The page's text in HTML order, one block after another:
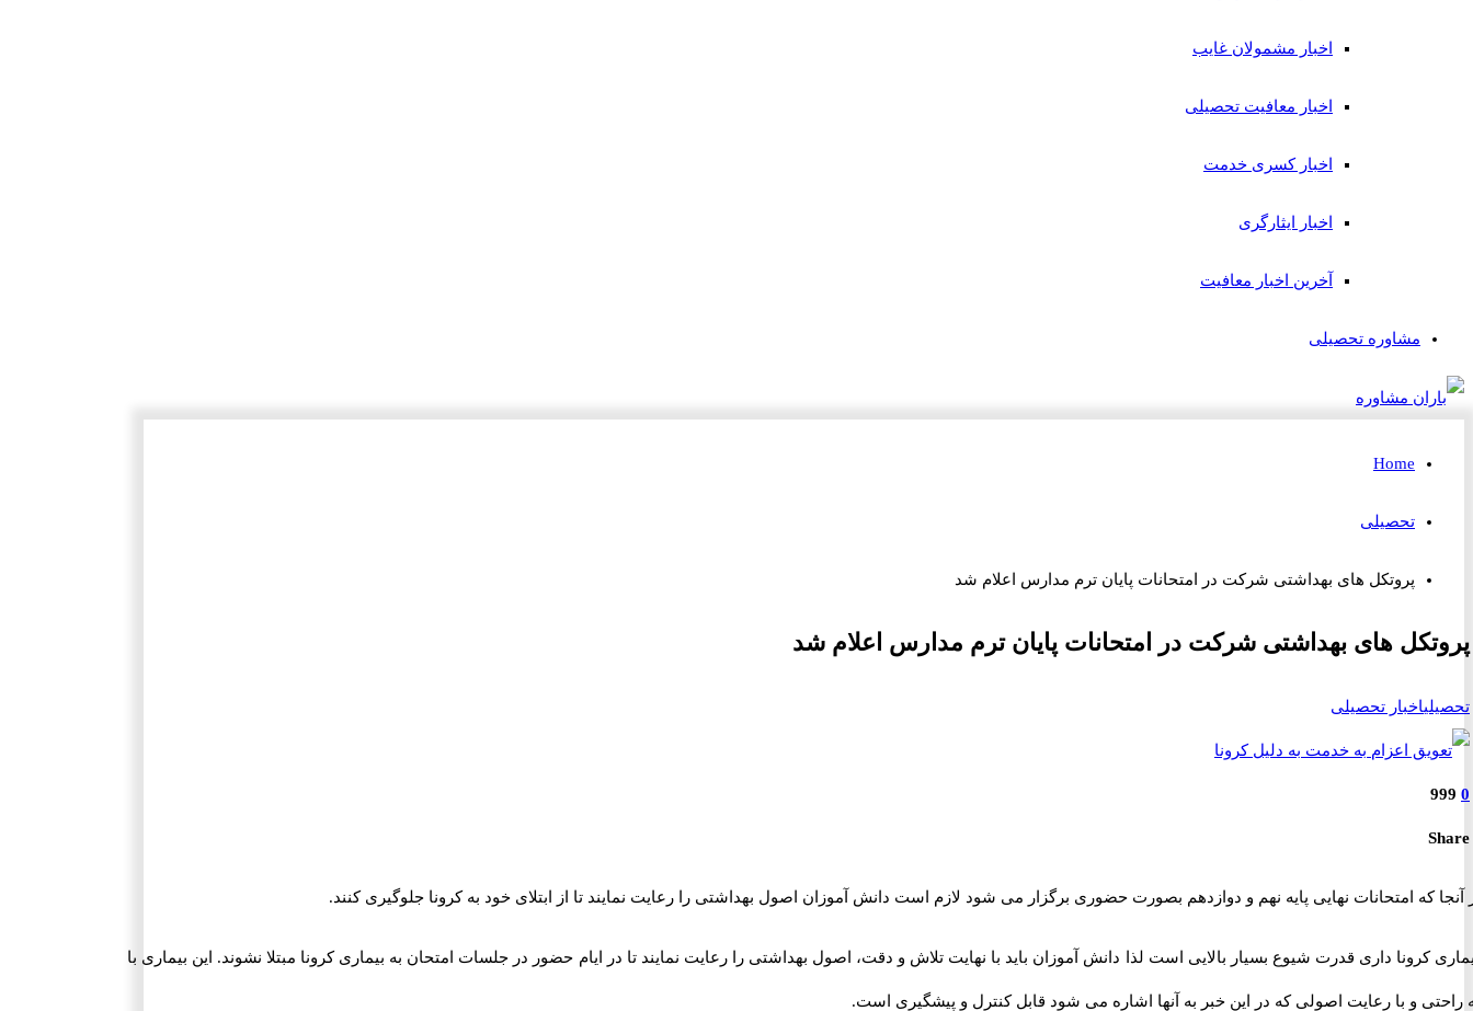
اخبار مشمولان غایب
اخبار معافیت تحصیلی
اخبار کسری خدمت
اخبار ایثارگری
آخرین اخبار معافیت
مشاوره تحصیلی
Home
تحصیلی
پروتکل های بهداشتی شرکت در امتحانات پایان ترم مدارس اعلام شد
پروتکل های بهداشتی شرکت در امتحانات پایان ترم مدارس اعلام شد
تحصیلیاخبار تحصیلی
0
999
Share
آنجا که امتحانات نهایی پایه نهم و دوازدهم بصورت حضوری برگزار می شود لازم است دانش آموزان اصول بهداشتی را رعایت نمایند تا از ابتلای خود به کرونا جلوگیری کنند.
کرونا داری قدرت شیوع بسیار بالایی است لذا دانش آموزان باید با نهایت تلاش و دقت، اصول بهداشتی را رعایت نمایند تا در ایام حضور در جلسات امتحان به بیماری کرونا مبتلا نشوند. این بیماری با
راحتی و با رعایت اصولی که در این خبر به آنها اشاره می شود قابل کنترل و پیشگیری است.